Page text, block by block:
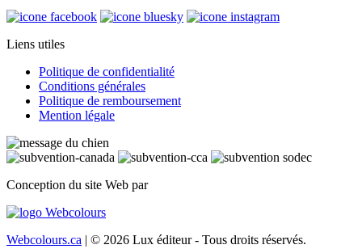
Liens utiles
Politique de confidentialité
Conditions générales
Politique de remboursement
Mention légale
Conception du site Web par
Webcolours.ca | © 2026 Lux éditeur - Tous droits réservés.